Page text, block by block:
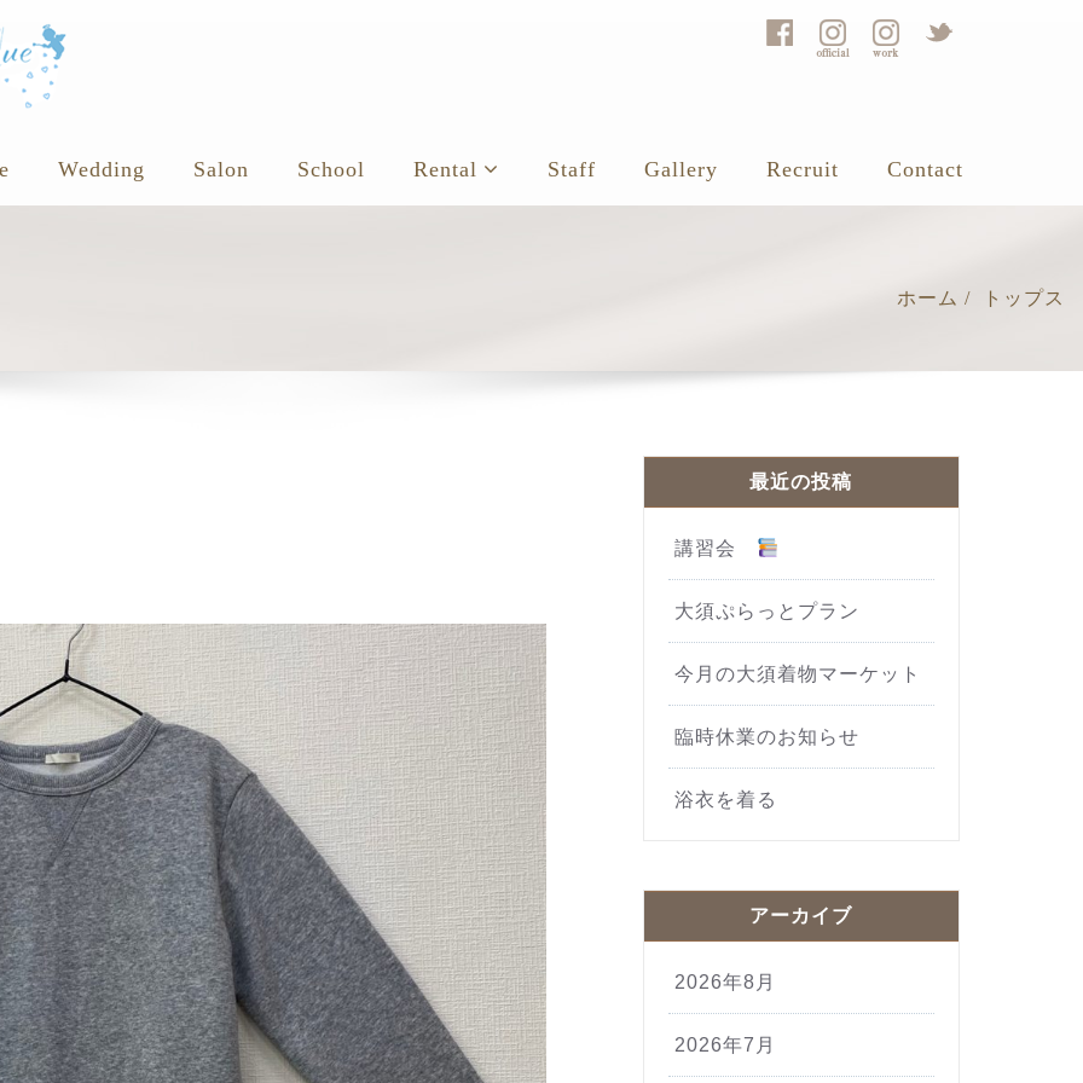
Wedding Salon School Rental Staff Gallery Recruit Contact
ホーム トップス
最近の投稿
講習会
大須ぷらっとプラン
今月の大須着物マーケット
臨時休業のお知らせ
浴衣を着る
アーカイブ
2026年8月
2026年7月